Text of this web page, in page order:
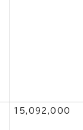
15,092,000